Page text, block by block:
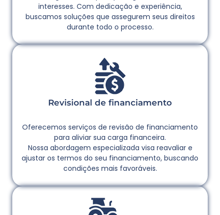
interesses. Com dedicação e experiência,
buscamos soluções que assegurem seus direitos
durante todo o processo.
Revisional de financiamento
Oferecemos serviços de revisão de financiamento
para aliviar sua carga financeira.
Nossa abordagem especializada visa reavaliar e
ajustar os termos do seu financiamento, buscando
condições mais favoráveis.